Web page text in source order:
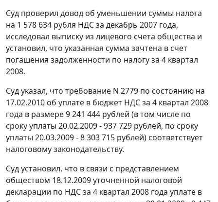
Суд проверил довод об уменьшении суммы налога
на 1 578 634 рубля НДС за декабрь 2007 года,
исследовал выписку из лицевого счета общества и
установил, что указанная сумма зачтена в счет
погашения задолженности по налогу за 4 квартал
2008.
Суд указал, что требование N 2779 по состоянию на
17.02.2010 об уплате в бюджет НДС за 4 квартал 2008
года в размере 9 241 444 рублей (в том числе по
сроку уплаты 20.02.2009 - 937 729 рублей, по сроку
уплаты 20.03.2009 - 8 303 715 рублей) соответствует
налоговому законодательству.
Суд установил, что в связи с представлением
обществом 18.12.2009 уточненной налоговой
декларации по НДС за 4 квартал 2008 года уплате в